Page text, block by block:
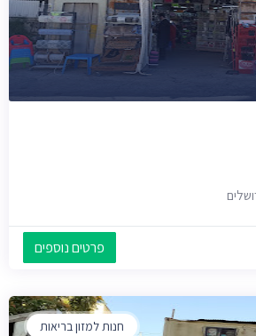
פרטים נוספים
חנות למזון בריאות